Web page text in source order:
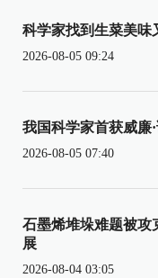
科学家找到生菜美味
2026-08-05 09:24
我国科学家首获威廉
2026-08-05 07:40
石墨烯堆垛难题被攻
展
2026-08-04 03:05